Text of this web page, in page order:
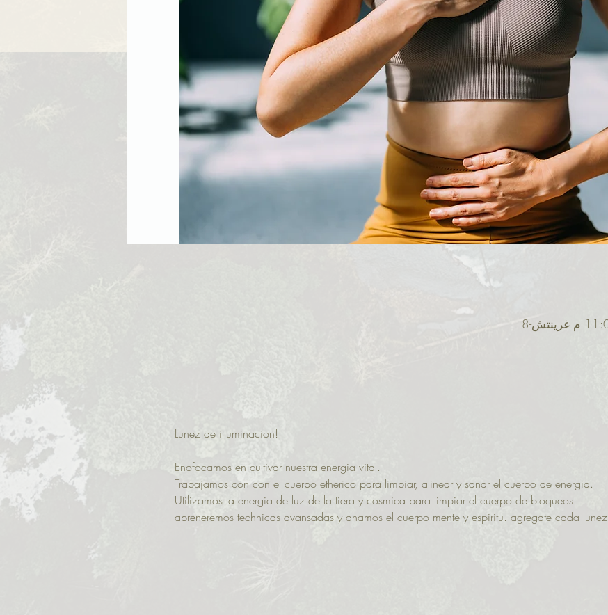
Lunez de illuminacion!
Enofocamos en cultivar nuestra energia vital.
Trabajamos con con el cuerpo etherico para limpiar, alinear y sanar el cuerpo de energia.
Utilizamos la energia de luz de la tiera y cosmica para limpiar el cuerpo de bloqueos
apreneremos technicas avansadas y anamos el cuerpo mente y espiritu. agregate cada lunez